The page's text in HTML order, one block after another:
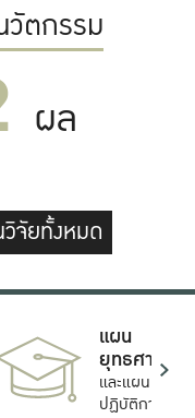
วัตกรรม
ผล
วิจัยทั้งหมด
แผน
ยุทธศาสตร์
และแผน
ปฏิบัติการ